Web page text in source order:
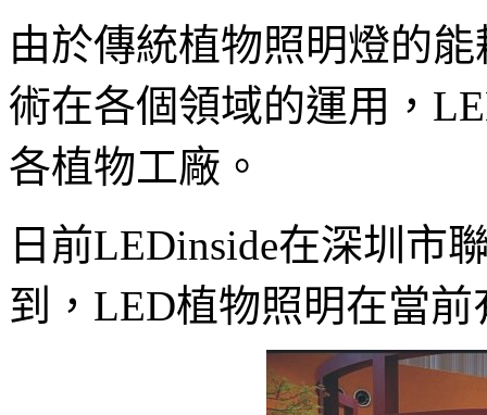
由於傳統植物照明燈的
術在各個領域的運用，
各植物工廠。
日前LEDinside在深圳市
到，LED植物照明在當